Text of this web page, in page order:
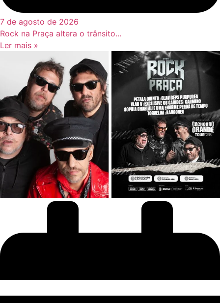
7 de agosto de 2026
Rock na Praça altera o trânsito...
Ler mais »